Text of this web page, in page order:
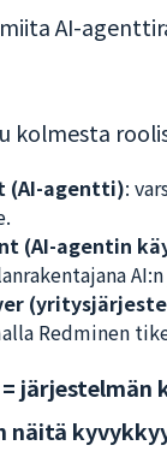
AI-
kolmesta
(AI-agentti):
(AI-agentin
Redminen
=
näitä